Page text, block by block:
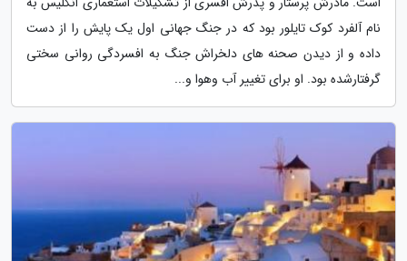
نام آلفرد کوک تایلور بود که در جنگ جهانی اول یک پایش را از دست
داده و از دیدن صحنه های دلخراش جنگ به افسردگی روانی سختی
گرفتارشده بود. او برای تغییر آب وهوا و...